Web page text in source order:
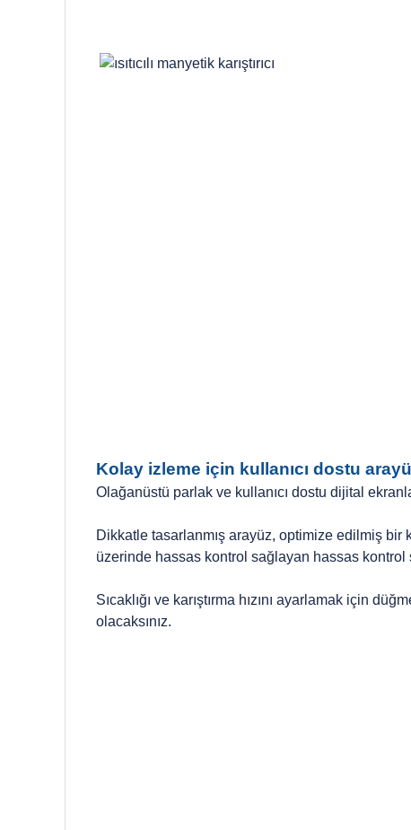
Kolay izleme için kullanıcı dostu
Olağanüstü parlak ve kullanıcı dostu dijital
Dikkatle tasarlanmış arayüz, optimize edilmiş bir
üzerinde hassas kontrol sağlayan hassas kontrol
Sıcaklığı ve karıştırma hızını ayarlamak için
olacaksınız.